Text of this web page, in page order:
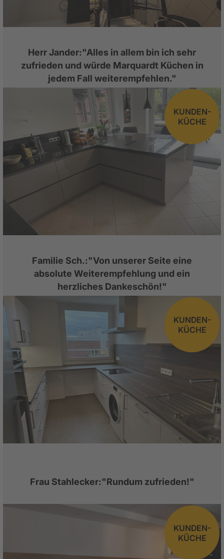
Herr Jander:"Alles in allem bin ich sehr
zufrieden und würde Marquardt Küchen in
jedem Fall weiterempfehlen."
KUNDEN-
KÜCHE
Familie Sch.:"Von unserer Seite eine
absolute Weiterempfehlung und ein
herzliches Dankeschön!"
KUNDEN-
KÜCHE
Frau Stahlecker:"Rundum zufrieden!"
KUNDEN-
KÜCHE